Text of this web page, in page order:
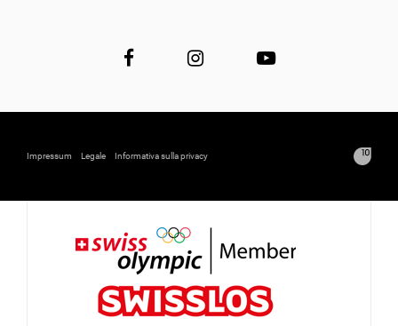
Impressum Legale Informativa sulla privacy